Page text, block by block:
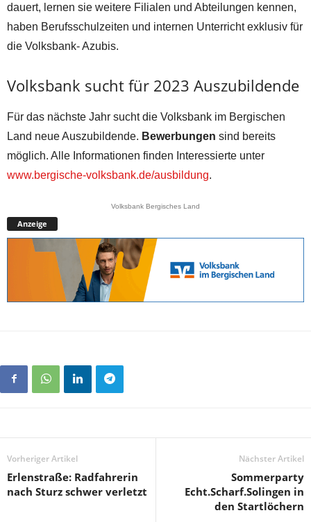
dauert, lernen sie weitere Filialen und Abteilungen kennen,
haben Berufsschulzeiten und internen Unterricht exklusiv für
die Volksbank- Azubis.
Volksbank sucht für 2023 Auszubildende
Für das nächste Jahr sucht die Volksbank im Bergischen
Land neue Auszubildende. Bewerbungen sind bereits
möglich. Alle Informationen finden Interessierte unter
www.bergische-volksbank.de/ausbildung.
Volksbank Bergisches Land
Anzeige
Vorheriger Artikel
Erlenstraße: Radfahrerin
nach Sturz schwer verletzt
Nächster Artikel
Sommerparty
Echt.Scharf.Solingen in
den Startlöchern